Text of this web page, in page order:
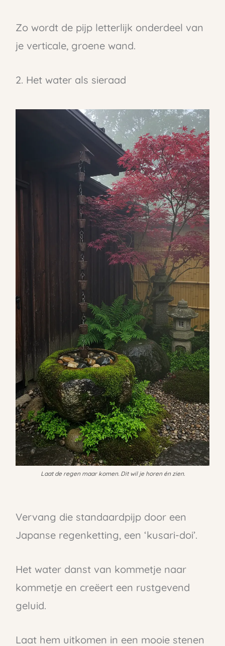
Zo wordt de pijp letterlijk onderdeel van
je verticale, groene wand.
2. Het water als sieraad
Laat de regen maar komen. Dit wil je horen én zien.
Vervang die standaardpijp door een
Japanse regenketting, een ‘kusari-doi’.
Het water danst van kommetje naar
kommetje en creëert een rustgevend
geluid.
Laat hem uitkomen in een mooie stenen